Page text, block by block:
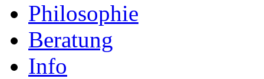
Philosophie
Beratung
Info